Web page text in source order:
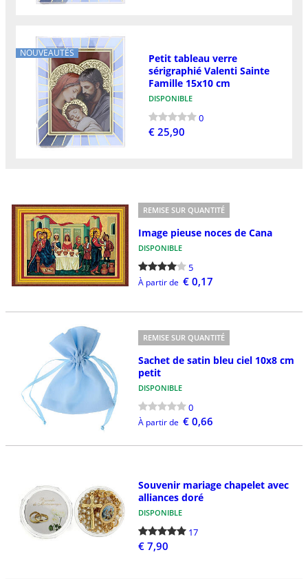
NOUVEAUTÉS
Petit tableau verre
sérigraphié Valenti Sainte
Famille 15x10 cm
DISPONIBLE
0
€ 25,90
REMISE SUR QUANTITÉ
Image pieuse noces de Cana
DISPONIBLE
5
À partir de € 0,17
REMISE SUR QUANTITÉ
Sachet de satin bleu ciel 10x8 cm
petit
DISPONIBLE
0
À partir de € 0,66
Souvenir mariage chapelet avec
alliances doré
DISPONIBLE
17
€ 7,90